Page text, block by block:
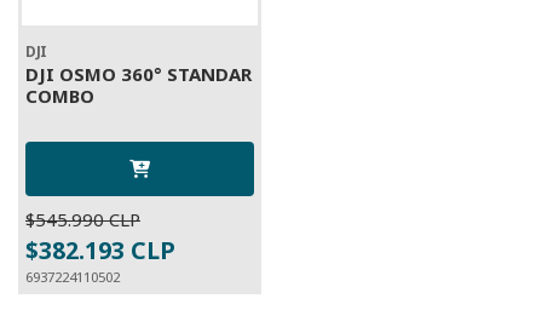
DJI
DJI OSMO 360° STANDAR
COMBO
$545.990 CLP
$382.193 CLP
6937224110502